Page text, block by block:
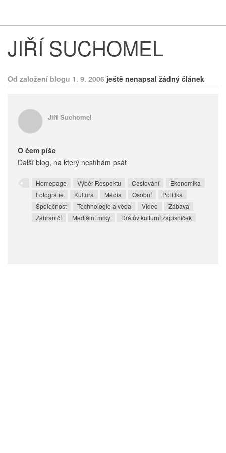
JIŘÍ SUCHOMEL
Od založení blogu 1. 9. 2006 ještě nenapsal žádný článek
Jiří Suchomel
O čem píše
Další blog, na který nestíhám psát
Homepage Výběr Respektu Cestování
Ekonomika
Fotografie
Kultura Média Osobní
Politika
Společnost
Technologie a věda Video
Zábava
Zahraničí
Mediální mrky Drátův kulturní zápisníček